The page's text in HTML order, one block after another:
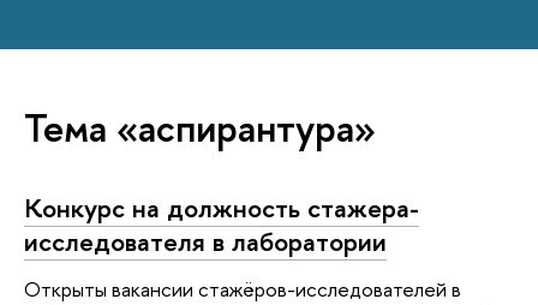
Тема «аспирантура»
Конкурс на должность стажера-
исследователя в лаборатории
Открыты вакансии стажёров-исследователей в